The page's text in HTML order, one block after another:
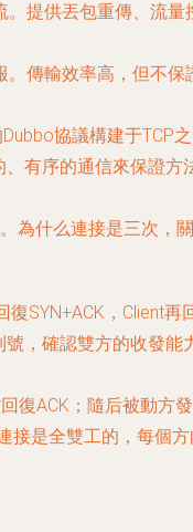
。提供丟包重傳、流量
。傳輸效率高，但不保
協議構建于TCP之
、有序的通信來保證方
為什么連接是三次，關
復SYN+ACK，Client再
號，確認雙方的收發能
復ACK；隨后被動方發
接是全雙工的，每個